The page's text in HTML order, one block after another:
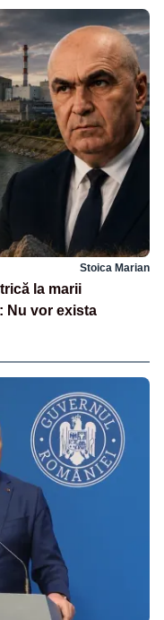
Stoica Marian
la marii
Nu vor exista